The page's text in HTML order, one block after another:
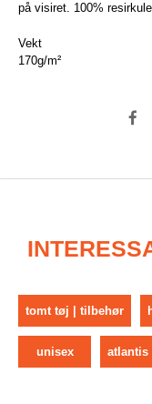
på visiret. 100%
Vekt
170g/m²
tomt tøj | tilbehør
unisex atlantis